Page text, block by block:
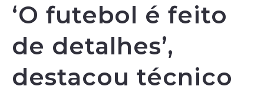
‘O futebol é feito
de detalhes’,
destacou técnico